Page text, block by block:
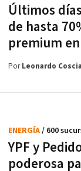
Últimos
de hasta
premium
PorLeonardo Coscia
YPF y
poderosa
ENERGÍA/ 600